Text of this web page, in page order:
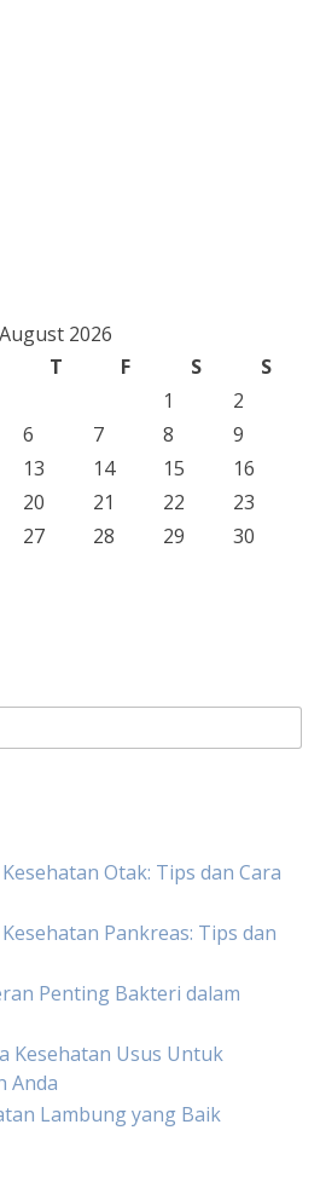
August 2026
T F S
S
1
2
6 7 8
9
13 14 15
16
20 21 22
23
27 28 29
30
Otak: Tips dan Cara
Pankreas: Tips dan
Penting Bakteri dalam
Kesehatan Usus Untuk
Anda
Lambung yang Baik